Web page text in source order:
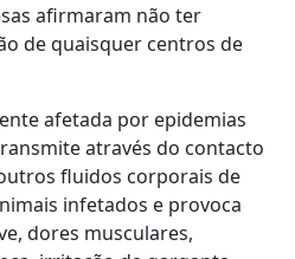
afirmaram não ter
de quaisquer centros de
afetada por epidemias
através do contacto
fluidos corporais de
infetados e provoca
dores musculares,